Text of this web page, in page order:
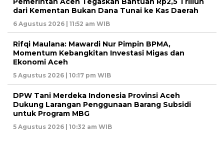
dari Kementan Bukan Dana Tunai ke Kas Daerah
6 Agustus 2026 | 11:52 am WIB
Rifqi Maulana: Mawardi Nur Pimpin BPMA,
Momentum Kebangkitan Investasi Migas dan
Ekonomi Aceh
5 Agustus 2026 | 10:17 pm WIB
DPW Tani Merdeka Indonesia Provinsi Aceh
Dukung Larangan Penggunaan Barang Subsidi
untuk Program MBG
5 Agustus 2026 | 10:32 am WIB